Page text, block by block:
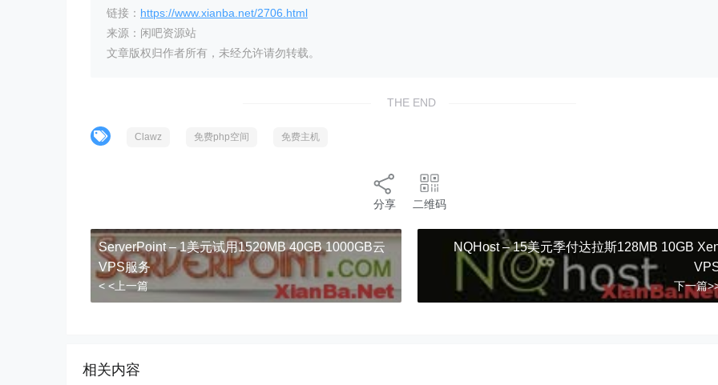
链接： https://www.xianba.net/2706.html
来源：闲吧资源站
文章版权归作者所有，未经允许请勿转载。
THE END
Clawz 免费php空间 免费主机
分享 二维码
ServerPoint – 1美元试用1520MB 40GB 1000GB云
VPS服务
< <上一篇
NQHost – 15美元季付达拉斯128MB 10GB
下一篇
相关内容